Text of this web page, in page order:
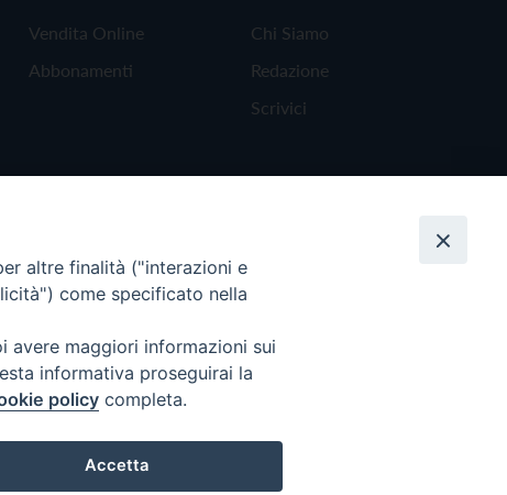
Vendita Online
Abbonamenti
Chi Siamo
Redazione
Scrivici
altre finalità ("interazioni e
come specificato nella
avere maggiori informazioni sui
informativa proseguirai la
policy completa.
Accetta